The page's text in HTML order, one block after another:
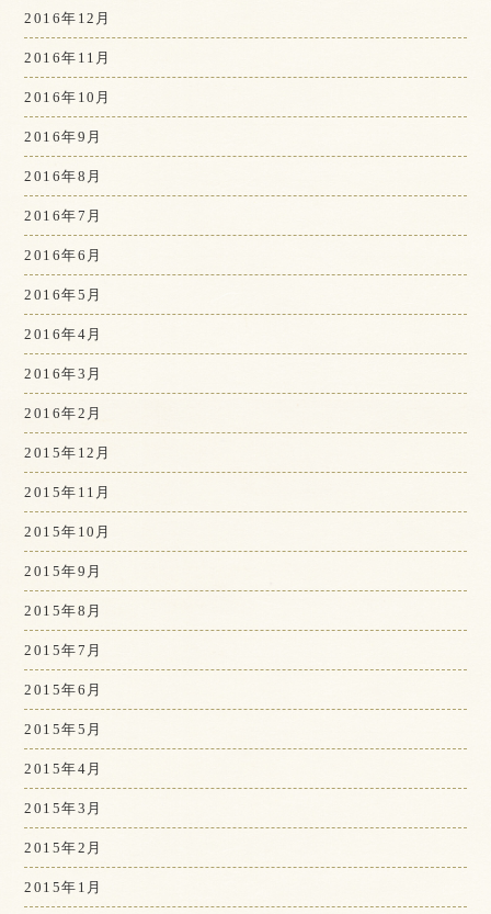
2016年12月
2016年11月
2016年10月
2016年9月
2016年8月
2016年7月
2016年6月
2016年5月
2016年4月
2016年3月
2016年2月
2015年12月
2015年11月
2015年10月
2015年9月
2015年8月
2015年7月
2015年6月
2015年5月
2015年4月
2015年3月
2015年2月
2015年1月